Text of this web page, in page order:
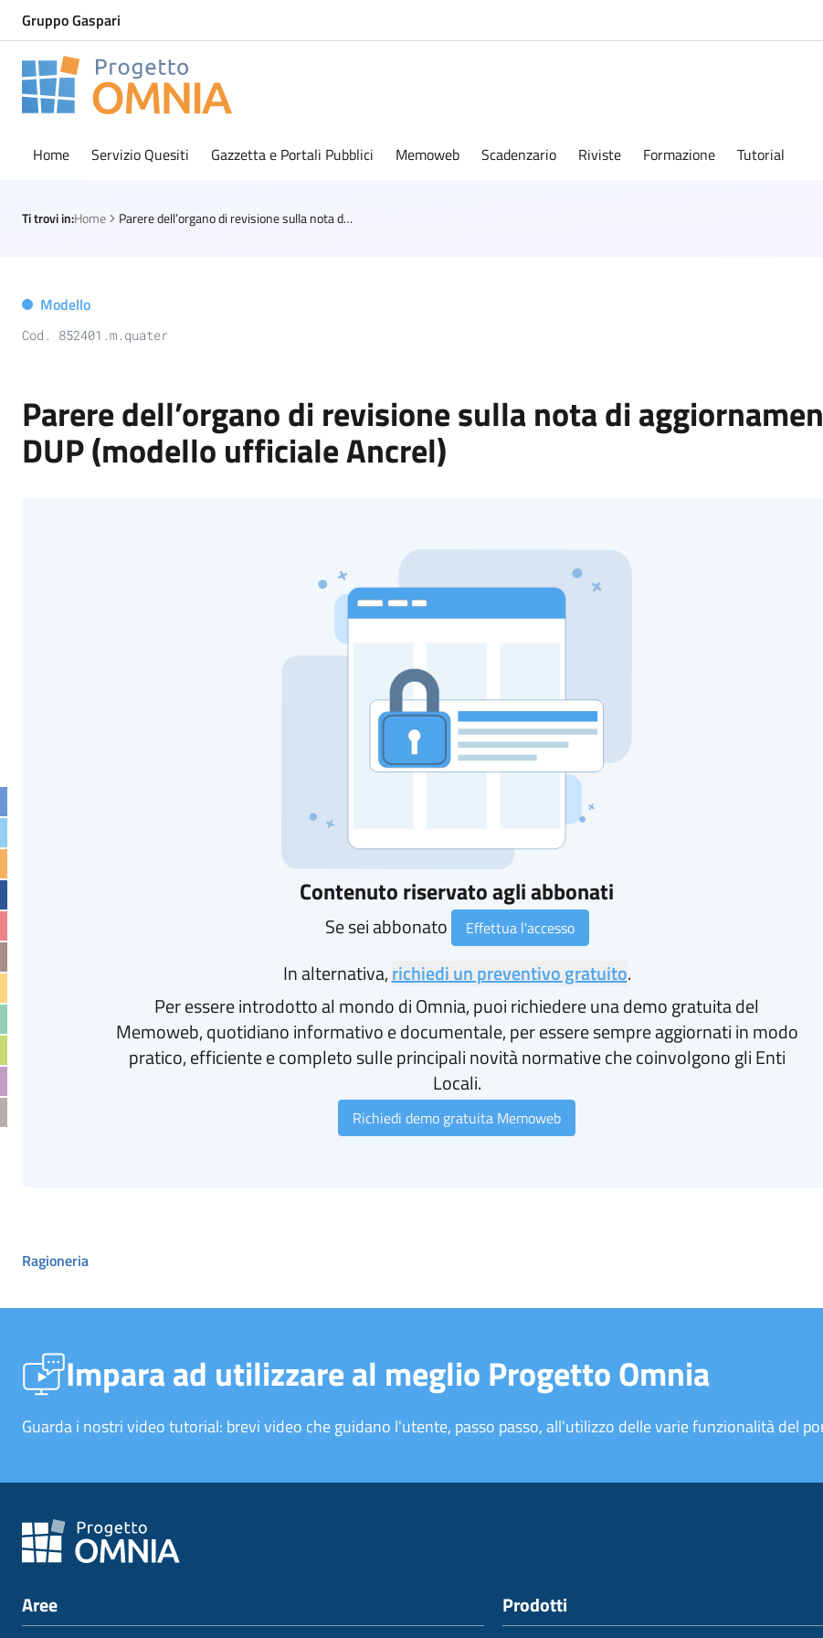
Gruppo Gaspari
Progetto Omnia
Home Servizio Quesiti Gazzetta e Portali Pubblici Memoweb Scadenzario Riviste Formazione Tutorial
Ti trovi in:Home Parere dell’organo di revisione sulla nota di aggiornamento al DUP (modello ufficiale Ancrel)
Modello
Cod. 852401.m.quater
Parere dell’organo di revisione sulla nota di
DUP (modello ufficiale Ancrel)
Contenuto riservato agli abbonati
Se sei abbonato Effettua l'accesso
In alternativa,richiedi un preventivo gratuito.
Per essere introdotto al mondo di Omnia, puoi richiedere una demo gratuita del
Memoweb, quotidiano informativo e documentale, per essere sempre aggiornati in modo
pratico, efficiente e completo sulle principali novità normative che coinvolgono gli Enti
Locali.
Richiedi demo gratuita Memoweb
Ragioneria
Impara ad utilizzare al meglio Progetto Omnia
Guarda i nostri video tutorial: brevi video che guidano l'utente, passo passo, all'utilizzo delle varie funzionalità del
Aree Prodotti